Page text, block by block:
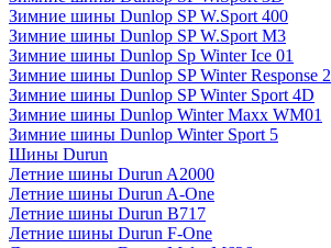
Зимние шины Dunlop SP W.Sport 400
Зимние шины Dunlop SP W.Sport M3
Зимние шины Dunlop Sp Winter Ice 01
Зимние шины Dunlop SP Winter Response 2
Зимние шины Dunlop SP Winter Sport 4D
Зимние шины Dunlop Winter Maxx WM01
Зимние шины Dunlop Winter Sport 5
Шины Durun
Летние шины Durun A2000
Летние шины Durun A-One
Летние шины Durun B717
Летние шины Durun F-One